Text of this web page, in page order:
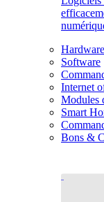
Hardware
Software
Internet
Modules
Smart
Bons &